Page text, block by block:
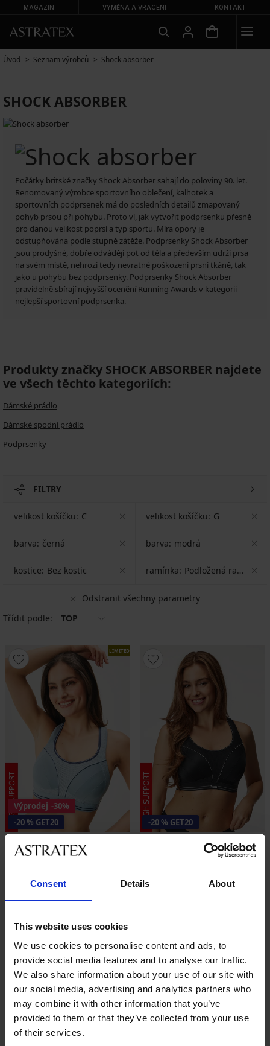
Consent Details About
This website uses cookies
We use cookies to personalise content and ads, to
provide social media features and to analyse our traffic.
We also share information about your use of our site with
our social media, advertising and analytics partners who
may combine it with other information that you’ve
provided to them or that they’ve collected from your use
of their services.
MAGAZÍN VÝMĚNA A VRÁCENÍ KONTAKT
Úvod Seznam výrobců Shock absorber
SHOCK ABSORBER
Počátky britské značky Shock Absorber sahají do poloviny 90. let.
Renomovaný výrobce sportovního oblečení, kalhotek a
sportovních podprsenek má do posledních detailů zmapovaný
pohyb prsou při pohybu. Proto ví, jak vytvořit podprsenku přesně
pro danou velikost poprsí a typ sportu. Míra opory je
odstupňována podle stupně zátěže. Podprsenky Shock Absorber
jsou prodyšné, dobře odvádějí pot od těla a především udrží prsa
na svém místě, nehrozí tedy nevratné poškození prsní tkáně, tak
jako u pohybu bez podprsenky. Podprsenky Shock Absorber
pravidelně sbírají nejvyšší ocenění Running Awards v kategorii
nejlepší sportovní podprsenka.
Produkty značky SHOCK ABSORBER najdete
ve všech těchto kategoriích:
Dámské prádlo
Dámské spodní prádlo
Podprsenky
FILTRY
Odstranit všechny parametry
velikost košíčku: C velikost košíčku: G
barva: černá barva: modrá
kostice: Bez kostic ramínka: Podložená ramínka
Třídit podle: TOP
LIMITED
Výprodej -30%
-20 % GET20
1 399 KčPůvodní cena
1 999 Kč
1 119 KčkódGET20
-20 % GET20
4,6
1 999 Kč
1 599 KčkódGET20